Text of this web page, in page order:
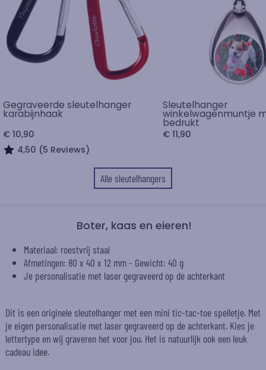
Gegraveerde sleutelhanger
karabijnhaak
€ 10,90
4,50 (5 Reviews)
Sleutelhanger
winkelwagenmuntje
bedrukt
€ 11,90
Alle sleutelhangers
Boter, kaas en eieren!
Materiaal: roestvrij staal
Afmetingen: 80 x 40 x 12 mm - Gewicht: 40 g
Je personalisatie met laser gegraveerd op de achterkant
Dit is een originele sleutelhanger met een mini tic-tac-toe spelletje. Met
je eigen personalisatie met laser gegraveerd op de achterkant. Kies je
lettertype en wij graveren het voor jou. Het is natuurlijk ook een leuk
cadeau idee.